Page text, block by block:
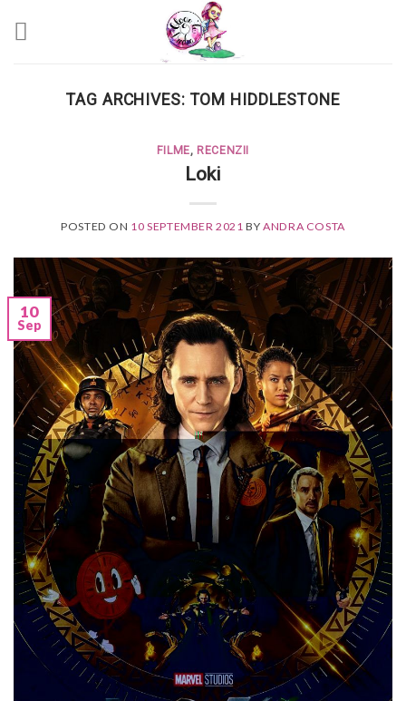
TAG ARCHIVES: TOM HIDDLESTONE
FILME, RECENZII
Loki
POSTED ON 10 SEPTEMBER 2021 BYANDRA COSTA
10
Sep